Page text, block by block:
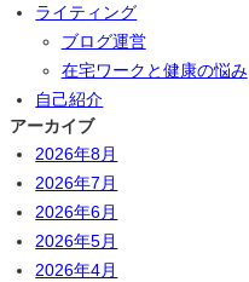
ライティング
ブログ運営
在宅ワークと健康の悩み
自己紹介
アーカイブ
2026年8月
2026年7月
2026年6月
2026年5月
2026年4月